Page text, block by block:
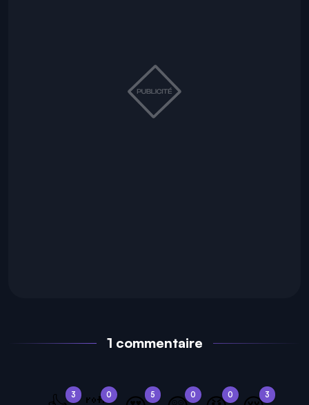
1 commentaire
3 0 5 0 0 3